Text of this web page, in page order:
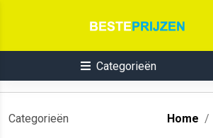
Categorieën
Categorieën Home